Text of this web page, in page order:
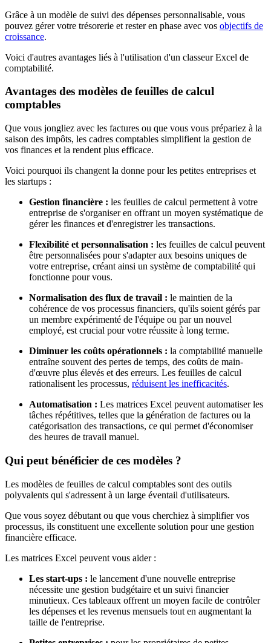
Grâce à un modèle de suivi des dépenses personnalisable, vous
pouvez gérer votre trésorerie et rester en phase avec vos objectifs de
croissance.
Voici d'autres avantages liés à l'utilisation d'un classeur Excel de
comptabilité.
Avantages des modèles de feuilles de calcul
comptables
Que vous jongliez avec les factures ou que vous vous prépariez à la
saison des impôts, les cadres comptables simplifient la gestion de
vos finances et la rendent plus efficace.
Voici pourquoi ils changent la donne pour les petites entreprises et
les startups :
Gestion financière : les feuilles de calcul permettent à votre
entreprise de s'organiser en offrant un moyen systématique de
gérer les finances et d'enregistrer les transactions.
Flexibilité et personnalisation : les feuilles de calcul peuvent
être personnalisées pour s'adapter aux besoins uniques de
votre entreprise, créant ainsi un système de comptabilité qui
fonctionne pour vous.
Normalisation des flux de travail : le maintien de la
cohérence de vos processus financiers, qu'ils soient gérés par
un membre expérimenté de l'équipe ou par un nouvel
employé, est crucial pour votre réussite à long terme.
Diminuer les coûts opérationnels : la comptabilité manuelle
entraîne souvent des pertes de temps, des coûts de main-
d'œuvre plus élevés et des erreurs. Les feuilles de calcul
rationalisent les processus, réduisent les inefficacités.
Automatisation : Les matrices Excel peuvent automatiser les
tâches répétitives, telles que la génération de factures ou la
catégorisation des transactions, ce qui permet d'économiser
des heures de travail manuel.
Qui peut bénéficier de ces modèles ?
Les modèles de feuilles de calcul comptables sont des outils
polyvalents qui s'adressent à un large éventail d'utilisateurs.
Que vous soyez débutant ou que vous cherchiez à simplifier vos
processus, ils constituent une excellente solution pour une gestion
financière efficace.
Les matrices Excel peuvent vous aider :
Les start-ups : le lancement d'une nouvelle entreprise
nécessite une gestion budgétaire et un suivi financier
minutieux. Ces tableaux offrent un moyen facile de contrôler
les dépenses et les revenus mensuels tout en augmentant la
taille de l'entreprise.